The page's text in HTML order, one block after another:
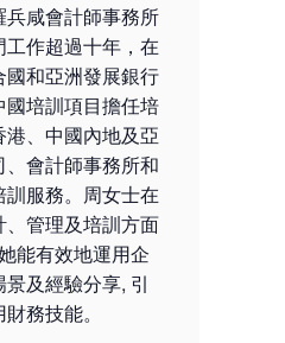
咸會計師事務所
作超過十年，在
和亞洲發展銀行
培訓項目擔任培
、中國內地及亞
會計師事務所和
服務。周女士在
管理及培訓方面
能有效地運用企
及經驗分享, 引
務技能。